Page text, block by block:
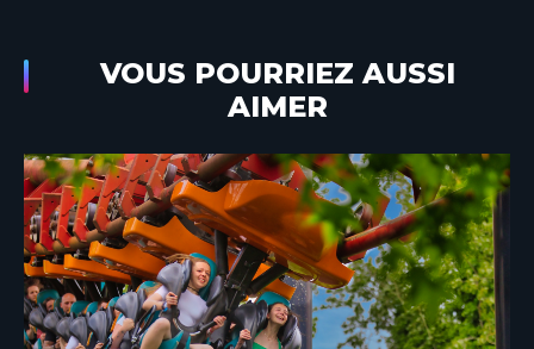
VOUS POURRIEZ AUSSI
AIMER